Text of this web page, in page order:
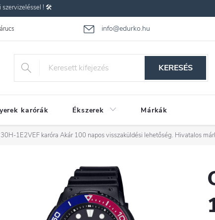
szervizeléssel ! 🛠️
info@edurko.hu
Gyakran ismételt kérdések
KERESÉS
karórák Ékszerek Márkák
1E2VEF karóra Akár 100 napos visszaküldési lehetőség. Hivatalos